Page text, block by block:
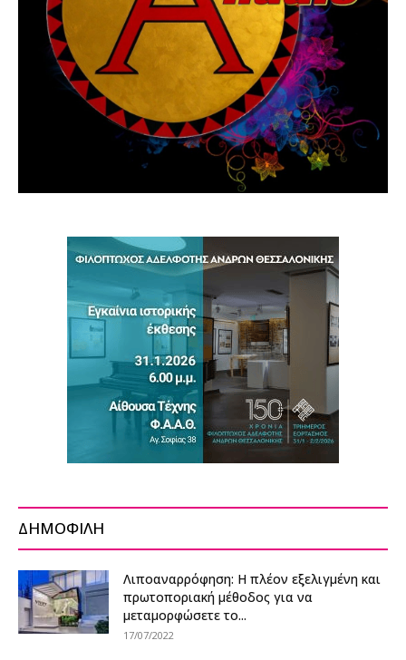
ΔΗΜΟΦΙΛΗ
Λιποαναρρόφηση: Η πλέον εξελιγμένη και
πρωτοποριακή μέθοδος για να
μεταμορφώσετε το...
17/07/2022